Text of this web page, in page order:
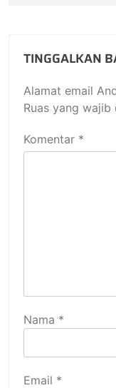
TINGGALKAN
Alamat email
Ruas yang wajib
Komentar *
Nama *
Email *